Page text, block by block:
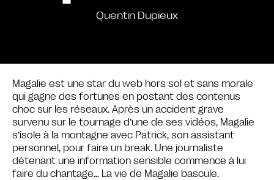
Quentin Dupieux
Magalie est une star du web hors sol et sans morale
qui gagne des fortunes en postant des contenus
choc sur les réseaux. Après un accident grave
survenu sur le tournage d’une de ses vidéos, Magalie
s’isole à la montagne avec Patrick, son assistant
personnel, pour faire un break. Une journaliste
détenant une information sensible commence à lui
faire du chantage… La vie de Magalie bascule.